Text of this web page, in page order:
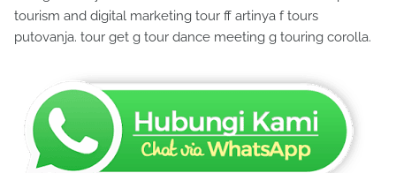
tourism and digital marketing tour ff artinya f tours
putovanja. tour get g tour dance meeting g touring corolla.